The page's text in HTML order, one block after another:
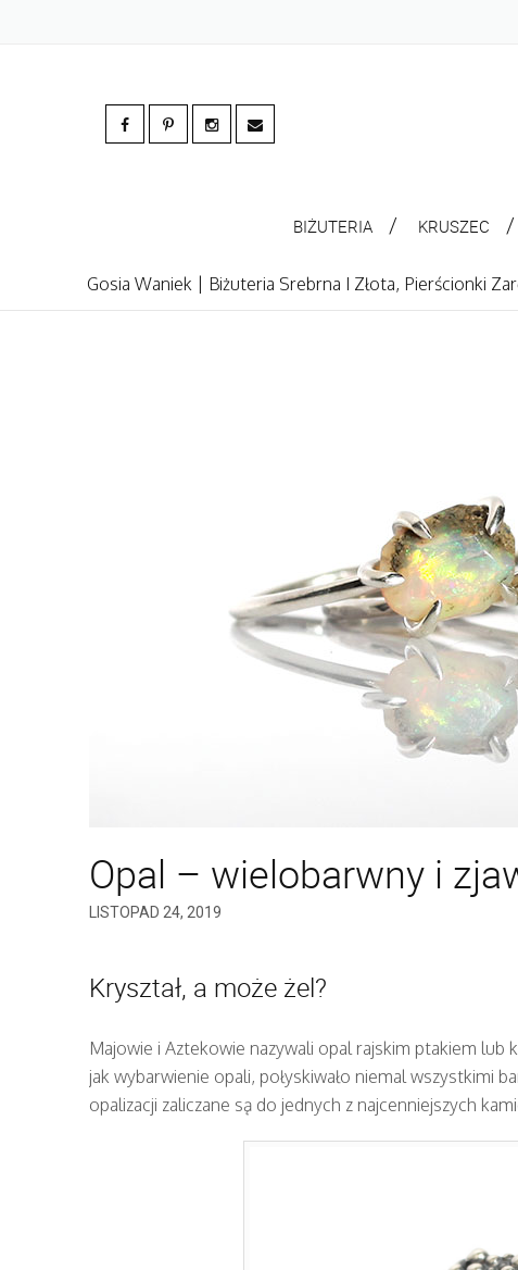
BIŻUTERIA KRUSZEC
Gosia Waniek | Biżuteria Srebrna I Złota, Pierścionki
Opal – wielobarwny i
LISTOPAD 24, 2019
Kryształ, a może żel?
Majowie i Aztekowie nazywali opal rajskim ptakiem
jak wybarwienie opali, połyskiwało niemal wszystkimi
opalizacji zaliczane są do jednych z najcenniejszych